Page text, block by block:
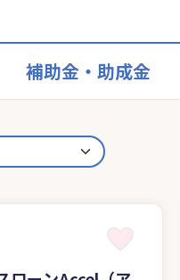
補助金・助成金